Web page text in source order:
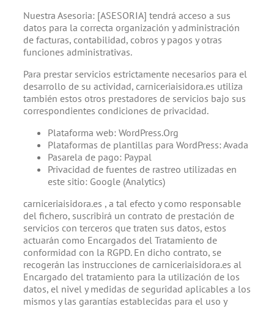
Nuestra Asesoria: [ASESORIA] tendrá acceso a sus
datos para la correcta organización y administración
de facturas, contabilidad, cobros y pagos y otras
funciones administrativas.
Para prestar servicios estrictamente necesarios para el
desarrollo de su actividad, carniceriaisidora.es utiliza
también estos otros prestadores de servicios bajo sus
correspondientes condiciones de privacidad.
Plataforma web: WordPress.Org
Plataformas de plantillas para WordPress: Avada
Pasarela de pago: Paypal
Privacidad de fuentes de rastreo utilizadas en
este sitio: Google (Analytics)
carniceriaisidora.es , a tal efecto y como responsable
del fichero, suscribirá un contrato de prestación de
servicios con terceros que traten sus datos, estos
actuarán como Encargados del Tratamiento de
conformidad con la RGPD. En dicho contrato, se
recogerán las instrucciones de carniceriaisidora.es al
Encargado del tratamiento para la utilización de los
datos, el nivel y medidas de seguridad aplicables a los
mismos y las garantías establecidas para el uso y